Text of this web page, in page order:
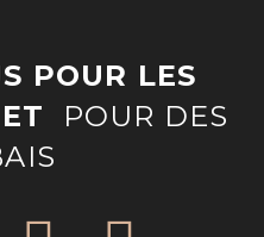
POUR LES
POUR DES